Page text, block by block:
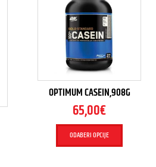
OPTIMUM CASEIN,908G
65,00€
ODABERI OPCIJE